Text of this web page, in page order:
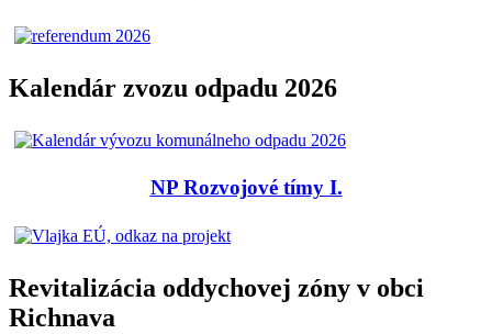
Kalendár zvozu odpadu 2026
NP Rozvojové tímy I.
Revitalizácia oddychovej zóny v obci
Richnava